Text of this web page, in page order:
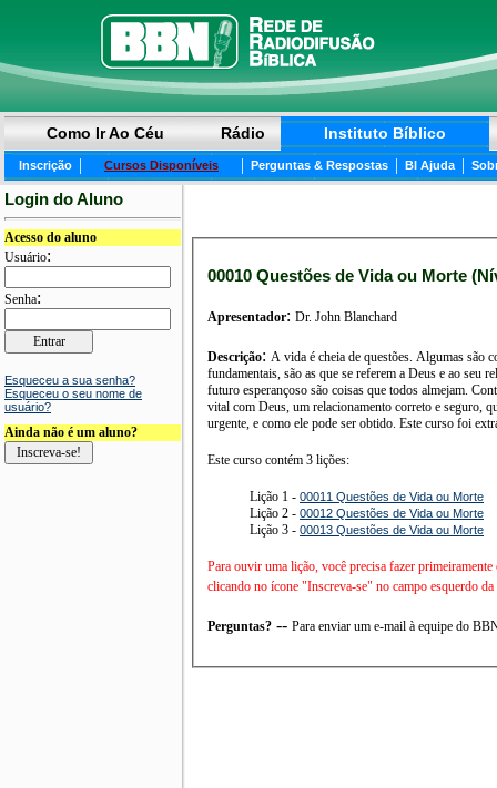
Como Ir Ao Céu Rádio Instituto Bíblico
Inscrição | Cursos Disponíveis | Perguntas & Respostas | BI Ajuda |
Login do Aluno
Acesso do aluno
Usuário:
Senha:
Esqueceu a sua senha?
Esqueceu o seu nome de
usuário?
Ainda não é um aluno?
00010 Questões de Vida ou Morte
Apresentador: Dr. John Blanchard
Descrição: A vida é cheia de questões. Algumas são
fundamentais, são as que se referem a Deus e ao seu
futuro esperançoso são coisas que todos almejam.
vital com Deus, um relacionamento correto e seguro,
urgente, e como ele pode ser obtido. Este curso foi
Este curso contém 3 lições:
Lição 1 - 00011 Questões de Vida ou Morte
Lição 2 - 00012 Questões de Vida ou Morte
Lição 3 - 00013 Questões de Vida ou Morte
Para ouvir uma lição, você precisa fazer
clicando no ícone "Inscreva-se" no campo esquerdo da
Perguntas? -- Para enviar um e-mail à equipe do